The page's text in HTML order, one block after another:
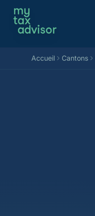
Aller au contenu
Accueil Cantons